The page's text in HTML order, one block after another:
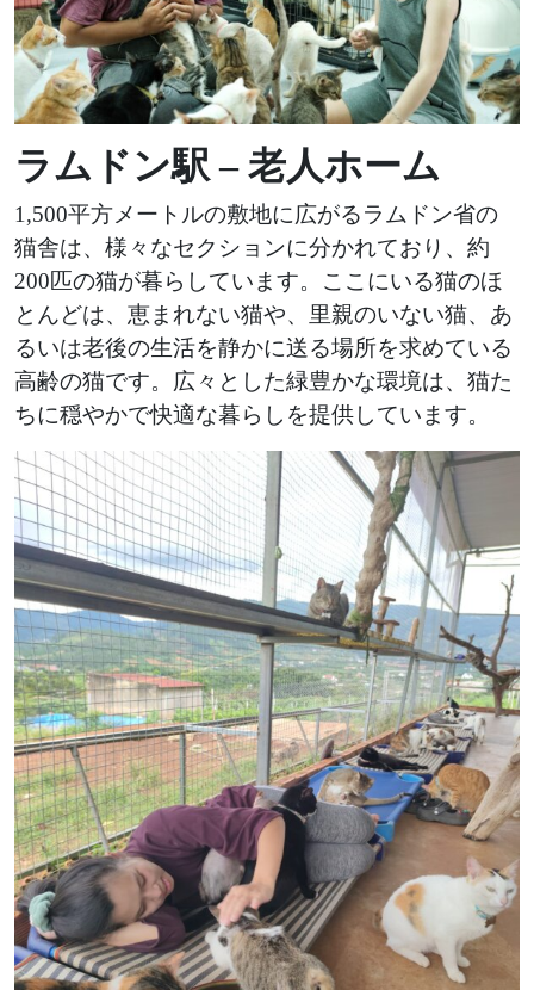
ラムドン駅 – 老人ホーム
1,500平方メートルの敷地に広がるラムドン省の
猫舎は、様々なセクションに分かれており、約
200匹の猫が暮らしています。ここにいる猫のほ
とんどは、恵まれない猫や、里親のいない猫、あ
るいは老後の生活を静かに送る場所を求めている
高齢の猫です。広々とした緑豊かな環境は、猫た
ちに穏やかで快適な暮らしを提供しています。